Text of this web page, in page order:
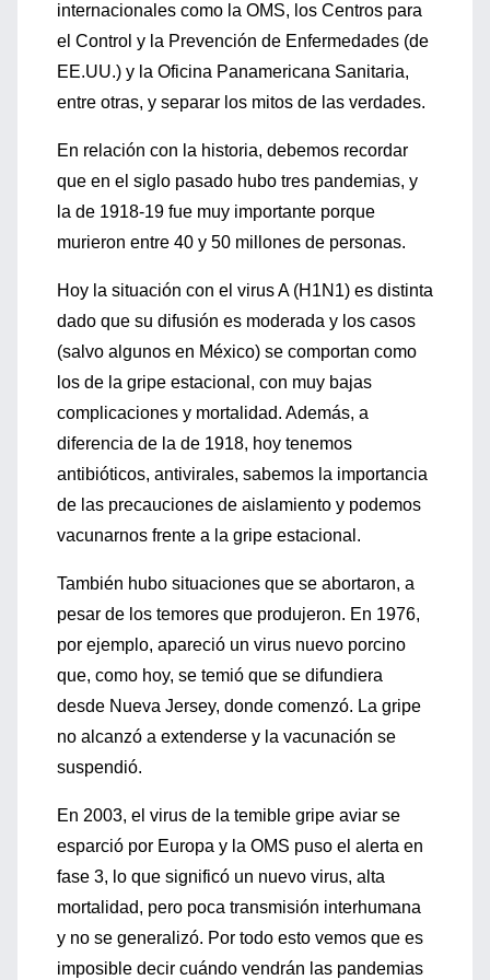
internacionales como la OMS, los Centros para
el Control y la Prevención de Enfermedades (de
EE.UU.) y la Oficina Panamericana Sanitaria,
entre otras, y separar los mitos de las verdades.
En relación con la historia, debemos recordar
que en el siglo pasado hubo tres pandemias, y
la de 1918-19 fue muy importante porque
murieron entre 40 y 50 millones de personas.
Hoy la situación con el virus A (H1N1) es distinta
dado que su difusión es moderada y los casos
(salvo algunos en México) se comportan como
los de la gripe estacional, con muy bajas
complicaciones y mortalidad. Además, a
diferencia de la de 1918, hoy tenemos
antibióticos, antivirales, sabemos la importancia
de las precauciones de aislamiento y podemos
vacunarnos frente a la gripe estacional.
También hubo situaciones que se abortaron, a
pesar de los temores que produjeron. En 1976,
por ejemplo, apareció un virus nuevo porcino
que, como hoy, se temió que se difundiera
desde Nueva Jersey, donde comenzó. La gripe
no alcanzó a extenderse y la vacunación se
suspendió.
En 2003, el virus de la temible gripe aviar se
esparció por Europa y la OMS puso el alerta en
fase 3, lo que significó un nuevo virus, alta
mortalidad, pero poca transmisión interhumana
y no se generalizó. Por todo esto vemos que es
imposible decir cuándo vendrán las pandemias